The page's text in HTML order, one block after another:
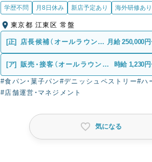
学歴不問 月8日休み 新店予定あり 海外研修あり
東京都 江東区 常盤
[正]
店長候補（オールラウンダ
ー）
月給 250,000
[ア]
販売・接客（オールラウンダ
ー）
時給 1,230
#食パン・菓子パン #デニッシュペストリー#ハ
#店舗運営・マネジメント
気になる